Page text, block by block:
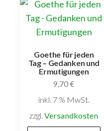
Goethe für jeden
Tag – Gedanken und
Ermutigungen
9,70€
inkl. 7 % MwSt.
zzgl.Versandkosten